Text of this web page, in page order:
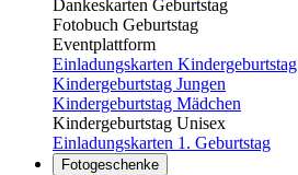
Dankeskarten Geburtstag
Fotobuch Geburtstag
Eventplattform
Einladungskarten Kindergeburtstag
Kindergeburtstag Jungen
Kindergeburtstag Mädchen
Kindergeburtstag Unisex
Einladungskarten 1. Geburtstag
Fotogeschenke